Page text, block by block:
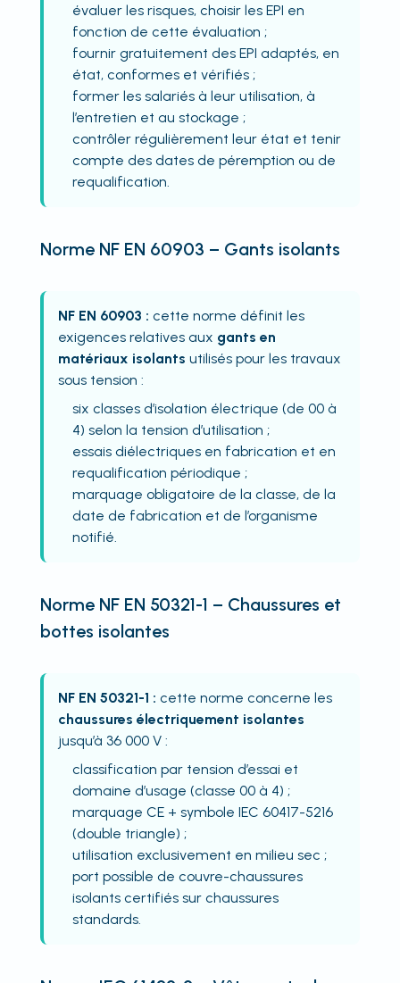
évaluer les risques, choisir les EPI en
fonction de cette évaluation ;
fournir gratuitement des EPI adaptés, en
état, conformes et vérifiés ;
former les salariés à leur utilisation, à
l’entretien et au stockage ;
contrôler régulièrement leur état et tenir
compte des dates de péremption ou de
requalification.
Norme NF EN 60903 – Gants isolants
NF EN 60903 : cette norme définit les
exigences relatives aux gants en
matériaux isolants utilisés pour les travaux
sous tension :
six classes d’isolation électrique (de 00 à
4) selon la tension d’utilisation ;
essais diélectriques en fabrication et en
requalification périodique ;
marquage obligatoire de la classe, de la
date de fabrication et de l’organisme
notifié.
Norme NF EN 50321-1 – Chaussures et
bottes isolantes
NF EN 50321-1 : cette norme concerne les
chaussures électriquement isolantes
jusqu’à 36 000 V :
classification par tension d’essai et
domaine d’usage (classe 00 à 4) ;
marquage CE + symbole IEC 60417-5216
(double triangle) ;
utilisation exclusivement en milieu sec ;
port possible de couvre-chaussures
isolants certifiés sur chaussures
standards.